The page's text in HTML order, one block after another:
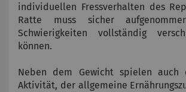
individuellen Fressverhalten des
Ratte muss sicher
Schwierigkeiten vollständig
können.
Neben dem Gewicht spielen auch
Aktivität, der allgemeine